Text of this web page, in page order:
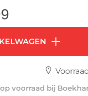
voorraad bij